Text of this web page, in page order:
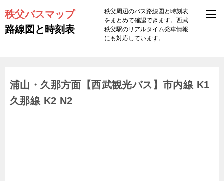
秩父バスマップ
路線図と時刻表
秩父周辺のバス路線図と時刻表
をまとめて確認できます。西武
秩父駅のリアルタイム発車情報
にも対応しています。
浦山・久那方面【西武観光バス】市内線 K1
久那線 K2 N2